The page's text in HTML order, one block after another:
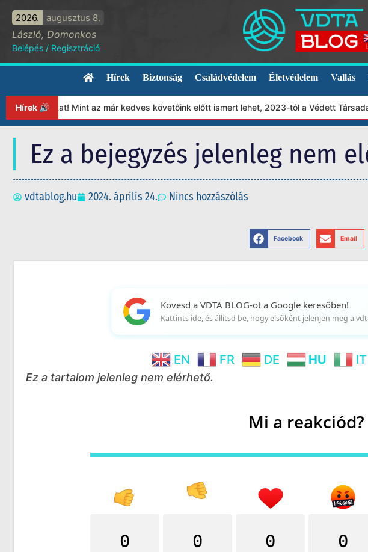
2026. augusztus 8.
László, Domonkos
Belépés / Regisztráció
Hírek Biztonság Családvédelem Életvédelem Vallás
Hírek 🔊 Mint az már kedves követőink előtt ismert lehet, 2023-tól a Védett
Ez a bejegyzés jelenleg nem
vdtablog.hu 2024. április 24. Nincs hozzászólás
Facebook Email
Kövesd a VDTA BLOG-ot a Google keresőben!
Kattints ide, és állítsd be, hogy elsőként jelenjen meg a
EN FR DE HU IT
Ez a tartalom jelenleg nem elérhető.
Mi a reakciód?
0 0 0 0